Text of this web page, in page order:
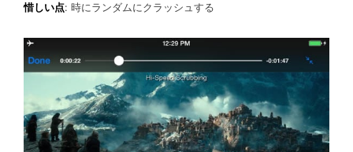
惜しい点: 時にランダムにクラッシュする